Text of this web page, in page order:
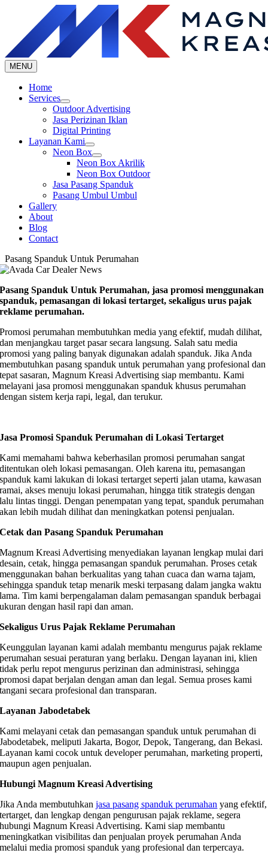
content
MENU
Home
Services
Outdoor Advertising
Jasa Perizinan Iklan
Digital Printing
Layanan Kami
Neon Box
Neon Box Akrilik
Neon Box Outdoor
Jasa Pasang Spanduk
Pasang Umbul Umbul
Gallery
About
Blog
Contact
Pasang Spanduk Untuk Perumahan
Pasang Spanduk Untuk Perumahan, jasa promosi menggunakan
spanduk, pemasangan di lokasi tertarget, sekaligus urus pajak
reklame perumahan.
Promosi perumahan membutuhkan media yang efektif, mudah dilihat,
dan menjangkau target pasar secara langsung. Salah satu media
promosi yang paling banyak digunakan adalah spanduk. Jika Anda
membutuhkan pasang spanduk untuk perumahan yang profesional dan
tepat sasaran, Magnum Kreasi Advertising siap membantu. Kami
melayani jasa promosi menggunakan spanduk khusus perumahan
dengan sistem kerja rapi, legal, dan terukur.
Jasa Promosi Spanduk Perumahan di Lokasi Tertarget
Kami memahami bahwa keberhasilan promosi perumahan sangat
ditentukan oleh lokasi pemasangan. Oleh karena itu, pemasangan
spanduk kami lakukan di lokasi tertarget seperti jalan utama, kawasan
ramai, akses menuju lokasi perumahan, hingga titik strategis dengan
lalu lintas tinggi. Dengan penempatan yang tepat, spanduk perumahan
akan lebih mudah dilihat dan meningkatkan potensi penjualan.
Cetak dan Pasang Spanduk Perumahan
Magnum Kreasi Advertising menyediakan layanan lengkap mulai dari
desain, cetak, hingga pemasangan spanduk perumahan. Proses cetak
menggunakan bahan berkualitas yang tahan cuaca dan warna tajam,
sehingga spanduk tetap menarik meski terpasang dalam jangka waktu
lama. Tim kami berpengalaman dalam pemasangan spanduk berbagai
ukuran dengan hasil rapi dan aman.
Sekaligus Urus Pajak Reklame Perumahan
Keunggulan layanan kami adalah membantu mengurus pajak reklame
perumahan sesuai peraturan yang berlaku. Dengan layanan ini, klien
tidak perlu repot mengurus perizinan dan administrasi, sehingga
promosi dapat berjalan dengan aman dan legal. Semua proses kami
tangani secara profesional dan transparan.
Layanan Jabodetabek
Kami melayani cetak dan pemasangan spanduk untuk perumahan di
Jabodetabek, meliputi Jakarta, Bogor, Depok, Tangerang, dan Bekasi.
Layanan kami cocok untuk developer perumahan, marketing properti,
maupun agen penjualan.
Hubungi Magnum Kreasi Advertising
Jika Anda membutuhkanjasa pasang spanduk perumahan yang efektif,
tertarget, dan lengkap dengan pengurusan pajak reklame, segera
hubungi Magnum Kreasi Advertising. Kami siap membantu
meningkatkan visibilitas dan penjualan proyek perumahan Anda
melalui media promosi spanduk yang profesional dan terpercaya.